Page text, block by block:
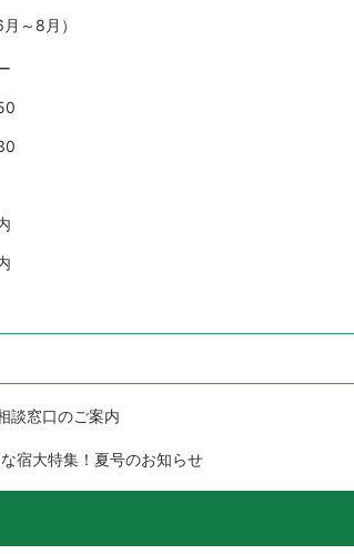
～8月）
窓口のご案内
宿大特集！夏号のお知らせ